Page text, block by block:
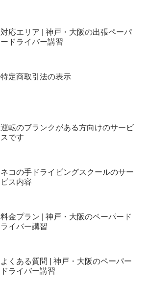
対応エリア | 神戸・大阪の出張ペーパ
ードライバー講習
特定商取引法の表示
運転のブランクがある方向けのサービ
スです
ネコの手ドライビングスクールのサー
ビス内容
料金プラン | 神戸・大阪のペーパード
ライバー講習
よくある質問 | 神戸・大阪のペーパー
ドライバー講習